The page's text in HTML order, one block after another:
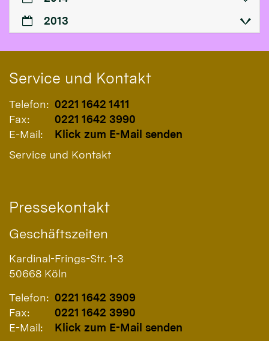
2013
Service und Kontakt
Telefon: 0221 1642 1411
Fax:
0221 1642 3990
E-Mail:
Klick zum E-Mail senden
Service und Kontakt
Pressekontakt
Geschäftszeiten
Kardinal-Frings-Str. 1-3
50668 Köln
Telefon: 0221 1642 3909
Fax:
0221 1642 3990
E-Mail:
Klick zum E-Mail senden